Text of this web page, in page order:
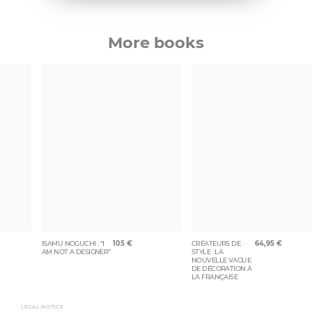
More books
ISAMU NOGUCHI : “I
AM NOT A DESIGNER”
105 €
CRÉATEURS DE
STYLE : LA
NOUVELLE VAGUE
DE DÉCORATION À
LA FRANÇAISE
64,95 €
LEGAL NOTICE